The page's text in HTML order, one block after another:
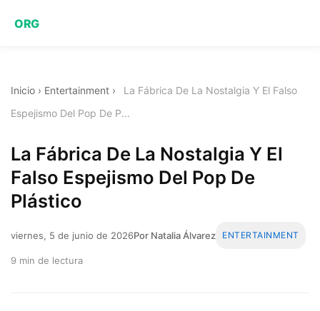
ORG
Inicio › Entertainment ›
La Fábrica De La Nostalgia Y El Falso
Espejismo Del Pop De P...
La Fábrica De La Nostalgia Y El
Falso Espejismo Del Pop De
Plástico
viernes, 5 de junio de 2026Por Natalia Álvarez ENTERTAINMENT
9 min de lectura